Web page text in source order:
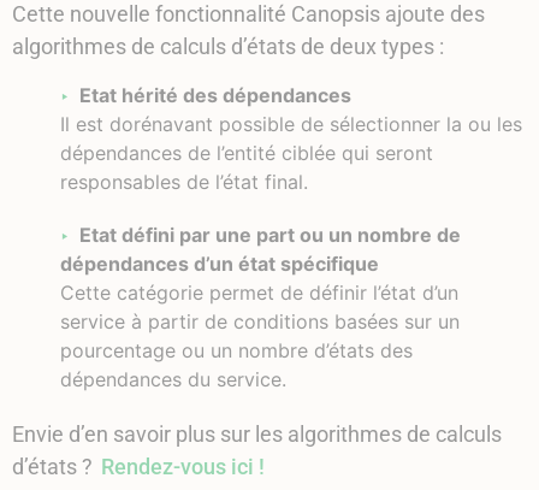
Cette nouvelle fonctionnalité Canopsis ajoute des
algorithmes de calculs d’états de deux types :
Etat hérité des dépendances
Il est dorénavant possible de sélectionner la ou les
dépendances de l’entité ciblée qui seront
responsables de l’état final.
Etat défini par une part ou un nombre de
dépendances d’un état spécifique
Cette catégorie permet de définir l’état d’un
service à partir de conditions basées sur un
pourcentage ou un nombre d’états des
dépendances du service.
Envie d’en savoir plus sur les algorithmes de calculs
d’états ? Rendez-vous ici !